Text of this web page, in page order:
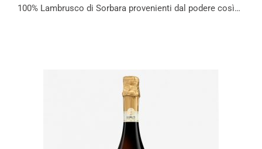
100% Lambrusco di Sorbara provenienti dal podere così…